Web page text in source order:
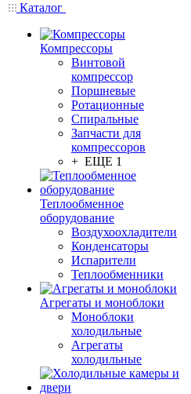
Каталог
Компрессоры
Винтовой
компрессор
Поршневые
Ротационные
Спиральные
Запчасти для
компрессоров
+ ЕЩЕ 1
Теплообменное
оборудование
Воздухоохладители
Конденсаторы
Испарители
Теплообменники
Агрегаты и моноблоки
Моноблоки
холодильные
Агрегаты
холодильные